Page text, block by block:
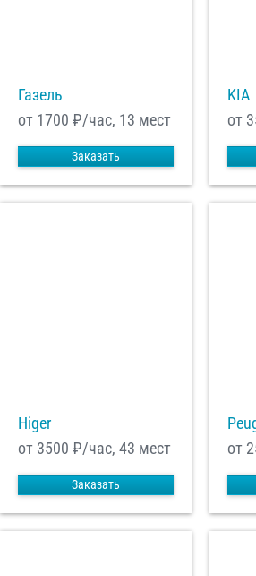
Газель
от 1700 ₽/час, 13 мест
Заказать
KIA
от
Higer
от 3500 ₽/час, 43 мест
Заказать
от
Отправить заказ